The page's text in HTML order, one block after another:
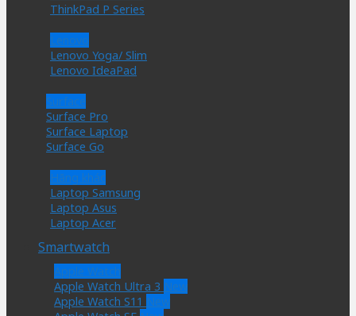
ThinkPad P Series
Lenovo
Lenovo Yoga/ Slim
Lenovo IdeaPad
Surface
Surface Pro
Surface Laptop
Surface Go
Hãng khác
Laptop Samsung
Laptop Asus
Laptop Acer
Smartwatch
Apple Watch
Apple Watch Ultra 3
Apple Watch S11